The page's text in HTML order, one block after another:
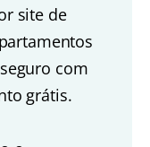
site de
com
grátis.